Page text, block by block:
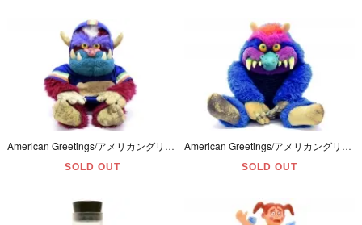
American Greetings/アメリカングリーティングス・AmToy/アムトイ・MY FOOTBALL MONSTER/マイフットボールモンスター・ぬいぐるみ・1986年・手錠欠品ハゲ/シミ有
SOLD OUT
American Greetings/アメリカングリーティングス・AmToy/アムトイ・MY PET MONSTER/マイペットモンスター・ぬいぐるみ・1986年・手錠欠品・割れ/ハゲ/シミ/補修跡有
SOLD OUT